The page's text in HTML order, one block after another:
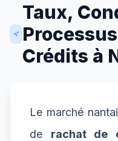
Taux,
Crédits à
Le marché
de rachat de